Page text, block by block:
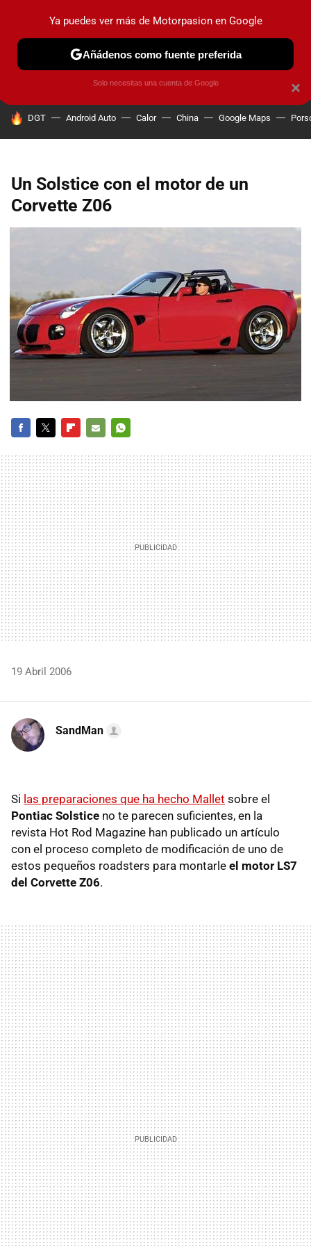
PRUEBAS COCHES ELÉCTRICOS OBSERVATORIO
HOY SE HABLA DE
DGT Android Auto Calor China Google Maps
Un Solstice con el motor de un
Corvette Z06
MAIL
19 Abril 2006
SandMan
Si las preparaciones que ha hecho Mallet sobre el
Pontiac Solstice no te parecen suficientes, en la
revista Hot Rod Magazine han publicado un artículo
con el proceso completo de modificación de uno de
estos pequeños roadsters para montarle el motor LS7
del Corvette Z06.
×
Ya puedes ver más de Motorpasion en Google
Añádenos como fuente preferida
Solo necesitas una cuenta de Google